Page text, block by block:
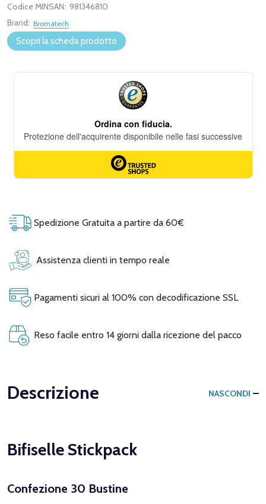
Codice MINSAN: 981346810
Brand: Bromatech
Scopri la scheda prodotto
Spedizione Gratuita a partire da 60€
Assistenza clienti in tempo reale
Pagamenti sicuri al 100% con decodificazione SSL
Reso facile entro 14 giorni dalla ricezione del pacco
Descrizione NASCONDI
Bifiselle Stickpack
Confezione 30 Bustine